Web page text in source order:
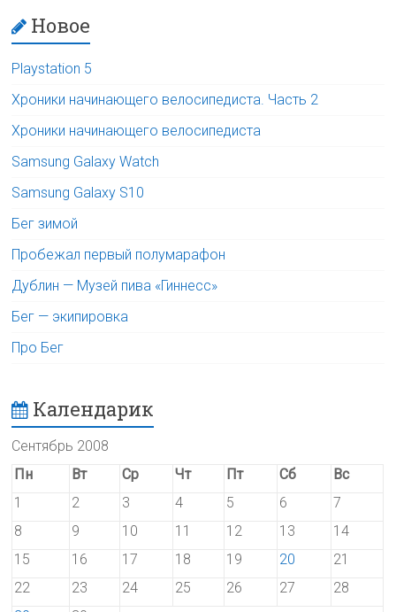
Новое
Playstation 5
Хроники начинающего велосипедиста. Часть 2
Хроники начинающего велосипедиста
Samsung Galaxy Watch
Samsung Galaxy S10
Бег зимой
Пробежал первый полумарафон
Дублин — Музей пива «Гиннесс»
Бег — экипировка
Про Бег
Календарик
Сентябрь 2008
Пн
Вт Ср Чт Пт Сб
Вс
1
2 3 4 5 6
7
8
9 10 11 12 13
14
15
16 17 18 19 20
21
22
23 24 25 26 27
28